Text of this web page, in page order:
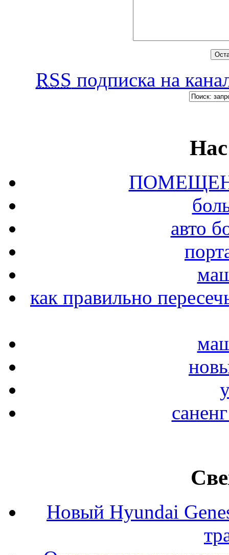
RSS подписка на
авто
как правильно
Новый Hyundai